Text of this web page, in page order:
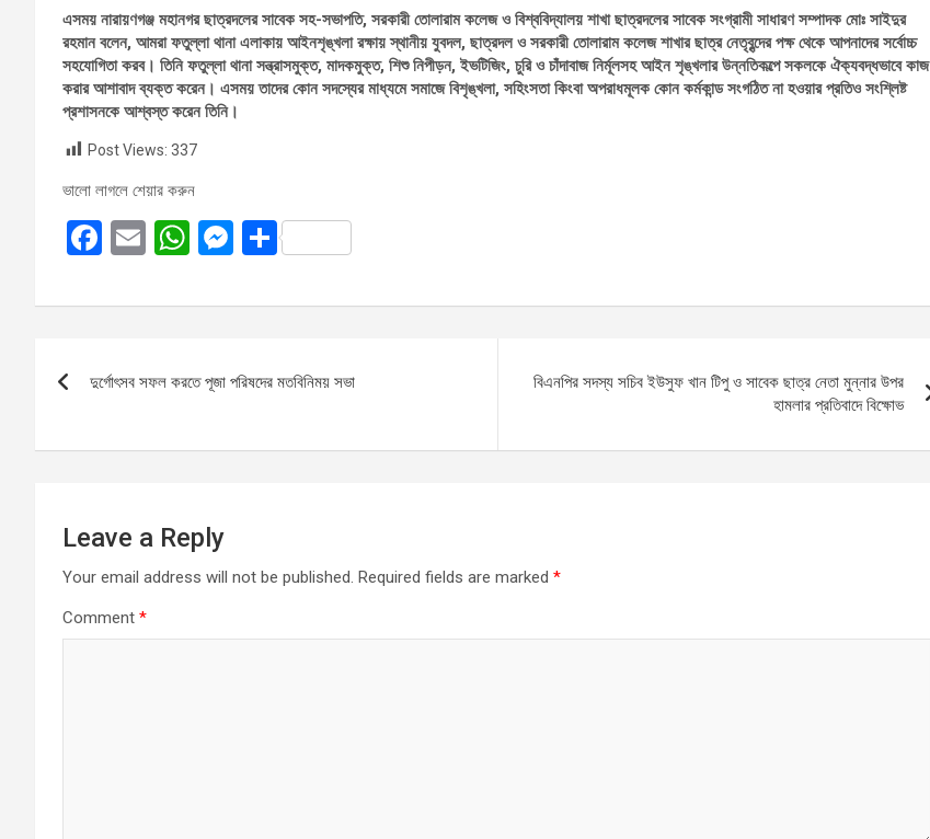
এসময় নারায়ণগঞ্জ মহানগর ছাত্রদলের সাবেক সহ-সভাপতি, সরকারী তোলারাম কলেজ ও বিশ্ববিদ্যালয় শাখা ছাত্রদলের সাবেক সংগ্রামী সাধারণ সম্পাদক মোঃ সাইদুর
রহমান বলেন, আমরা ফতুল্লা থানা এলাকায় আইনশৃঙ্খলা রক্ষায় স্থানীয় যুবদল, ছাত্রদল ও সরকারী তোলারাম কলেজ শাখার ছাত্র নেতৃবৃন্দের পক্ষ থেকে আপনাদের সর্বোচ্চ
সহযোগিতা করব। তিনি ফতুল্লা থানা সন্ত্রাসমুক্ত, মাদকমুক্ত, শিশু নিপীড়ন, ইভটিজিং, চুরি ও চাঁদাবাজ নির্মূলসহ আইন শৃঙ্খলার উন্নতিকল্পে সকলকে ঐক্যবদ্ধভাবে কাজ
করার আশাবাদ ব্যক্ত করেন। এসময় তাদের কোন সদস্যের মাধ্যমে সমাজে বিশৃঙ্খলা, সহিংসতা কিংবা অপরাধমূলক কোন কর্মকান্ড সংগঠিত না হওয়ার প্রতিও সংশ্লিষ্ট
প্রশাসনকে আশ্বস্ত করেন তিনি।
Post Views: 337
ভালো লাগলে শেয়ার করুন
F
ce
o
k
E
ail
W
at
A
p
M
se
g
S
ar
navigation
দুর্গোৎসব সফল করতে পূজা পরিষদের মতবিনিময় সভা
বিএনপির সদস্য সচিব ইউসুফ খান টিপু ও সাবেক ছাত্র নেতা মুন্নার উপর
হামলার প্রতিবাদে বিক্ষোভ
Leave a Reply
Your email address will not be published. Required fields are marked *
Comment *